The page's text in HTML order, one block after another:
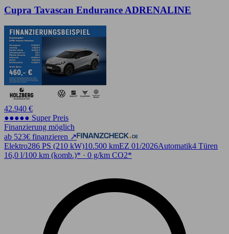
Cupra Tavascan Endurance ADRENALINE
42.940 €
●●●●● Super Preis
Finanzierung möglich
ab 523€ finanzieren ↗
Elektro286 PS (210 kW)10.500 kmEZ 01/2026Automatik4 Türen
16,0 l/100 km (komb.)* · 0 g/km CO2*